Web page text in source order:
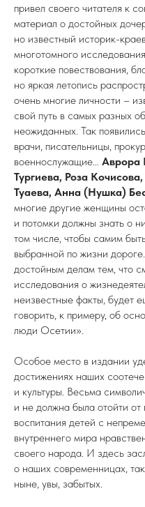
привел своего читателя к
материал о достойных
но известный историк-
многотомного
короткие повествования,
но яркая летопись
очень многие личности –
свой путь в самых разных
неожиданных. Так
врачи, писательницы,
военнослужащие… Аврора
Тургиева, Роза
Туаева, Анна (Нушка)
многие другие женщины
и потомки должны знать о
том числе, чтобы самим
выбранной по жизни
достойным делам тем, что
исследования о
неизвестные факты, будет
говорить, к примеру, об
люди Осетии».
Особое место в издании
достижениях наших
и культуры. Весьма
и не должна была отойти от
воспитания детей с
внутреннего мира
своего народа. И здесь
о наших современницах,
ныне, увы, забытых.